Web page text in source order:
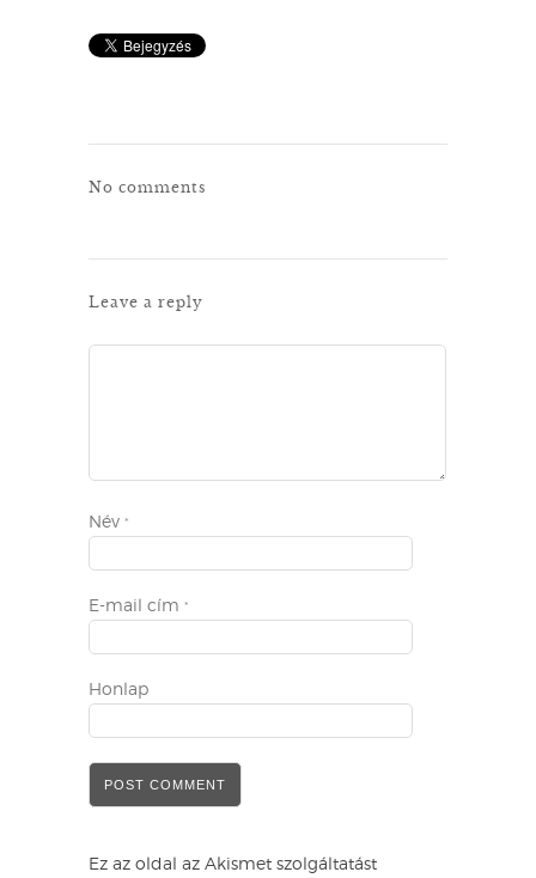
No comments
Leave a reply
Név *
E-mail cím *
Honlap
Ez az oldal az Akismet szolgáltatást